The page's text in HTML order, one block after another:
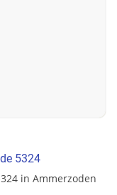
5324
in Ammerzoden